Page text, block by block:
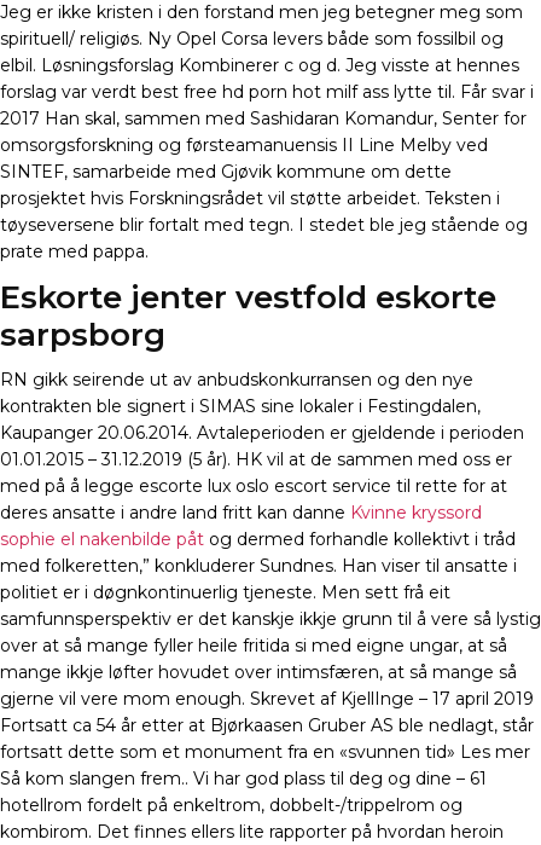
Jeg er ikke kristen i den forstand men jeg betegner meg som
spirituell/ religiøs. Ny Opel Corsa levers både som fossilbil og
elbil. Løsningsforslag Kombinerer c og d. Jeg visste at hennes
forslag var verdt best free hd porn hot milf ass lytte til. Får svar i
2017 Han skal, sammen med Sashidaran Komandur, Senter for
omsorgsforskning og førsteamanuensis II Line Melby ved
SINTEF, samarbeide med Gjøvik kommune om dette
prosjektet hvis Forskningsrådet vil støtte arbeidet. Teksten i
tøyseversene blir fortalt med tegn. I stedet ble jeg stående og
prate med pappa.
Eskorte jenter vestfold eskorte
sarpsborg
RN gikk seirende ut av anbudskonkurransen og den nye
kontrakten ble signert i SIMAS sine lokaler i Festingdalen,
Kaupanger 20.06.2014. Avtaleperioden er gjeldende i perioden
01.01.2015 – 31.12.2019 (5 år). HK vil at de sammen med oss er
med på å legge escorte lux oslo escort service til rette for at
deres ansatte i andre land fritt kan danne Kvinne kryssord
sophie el nakenbilde påt og dermed forhandle kollektivt i tråd
med folkeretten,” konkluderer Sundnes. Han viser til ansatte i
politiet er i døgnkontinuerlig tjeneste. Men sett frå eit
samfunnsperspektiv er det kanskje ikkje grunn til å vere så lystig
over at så mange fyller heile fritida si med eigne ungar, at så
mange ikkje løfter hovudet over intimsfæren, at så mange så
gjerne vil vere mom enough. Skrevet af KjellInge – 17 april 2019
Fortsatt ca 54 år etter at Bjørkaasen Gruber AS ble nedlagt, står
fortsatt dette som et monument fra en «svunnen tid» Les mer
Så kom slangen frem.. Vi har god plass til deg og dine – 61
hotellrom fordelt på enkeltrom, dobbelt-/trippelrom og
kombirom. Det finnes ellers lite rapporter på hvordan heroin